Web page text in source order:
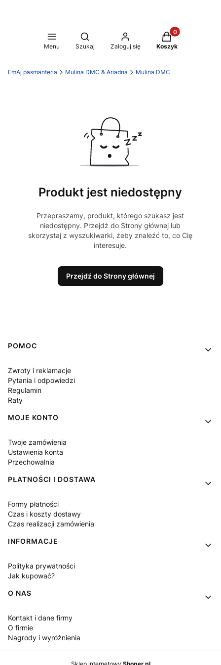
Menu
Otwórz wyszukiwarkę
Szukaj Zaloguj się
Produkty w
Koszyk
EmAj pasmanteria Mulina DMC & Ariadna Mulina DMC
Produkt jest niedostępny
Przepraszamy, produkt, którego szukasz jest
niedostępny. Przejdź do Strony głównej lub
skorzystaj z wyszukiwarki, żeby znaleźć to, co Cię
interesuje.
Przejdź do Strony głównej
Linki w stopce
POMOC
Zwroty i reklamacje
Pytania i odpowiedzi
Regulamin
Raty
MOJE KONTO
Twoje zamówienia
Ustawienia konta
Przechowalnia
PŁATNOŚCI I DOSTAWA
Formy płatności
Czas i koszty dostawy
Czas realizacji zamówienia
INFORMACJE
Polityka prywatności
Jak kupować?
O NAS
Kontakt i dane firmy
O firmie
Nagrody i wyróżnienia